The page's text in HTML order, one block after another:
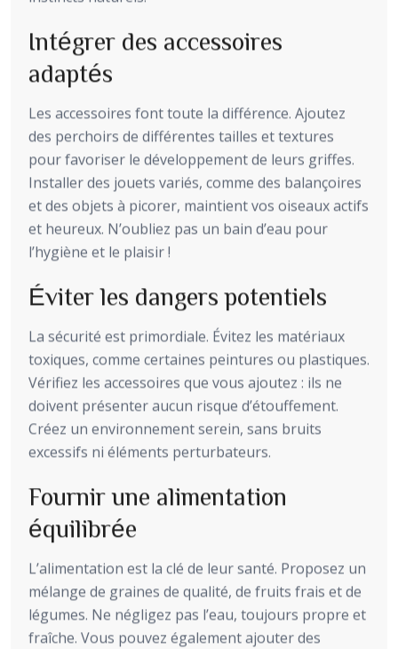
Intégrer des accessoires
adaptés
Les accessoires font toute la différence. Ajoutez
des perchoirs de différentes tailles et textures
pour favoriser le développement de leurs griffes.
Installer des jouets variés, comme des balançoires
et des objets à picorer, maintient vos oiseaux actifs
et heureux. N’oubliez pas un bain d’eau pour
l’hygiène et le plaisir !
Éviter les dangers potentiels
La sécurité est primordiale. Évitez les matériaux
toxiques, comme certaines peintures ou plastiques.
Vérifiez les accessoires que vous ajoutez : ils ne
doivent présenter aucun risque d’étouffement.
Créez un environnement serein, sans bruits
excessifs ni éléments perturbateurs.
Fournir une alimentation
équilibrée
L’alimentation est la clé de leur santé. Proposez un
mélange de graines de qualité, de fruits frais et de
légumes. Ne négligez pas l’eau, toujours propre et
fraîche. Vous pouvez également ajouter des